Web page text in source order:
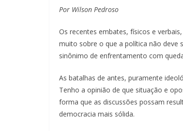
Por Wilson Pedroso
Os recentes embates, físicos e
muito sobre o que a política não deve
sinônimo de enfrentamento com
As batalhas de antes, puramente
Tenho a opinião de que situação e
forma que as discussões possam
democracia mais sólida.